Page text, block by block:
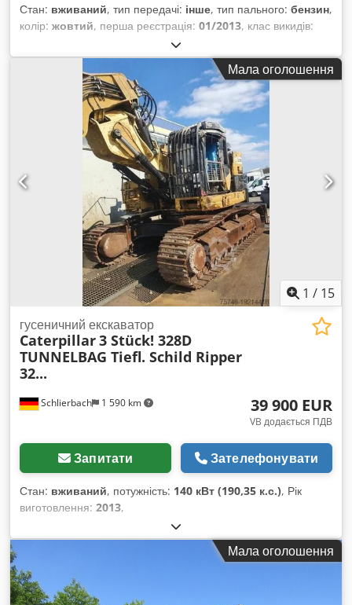
Стан: вживаний, тип передачі: інше, тип пального: бензин,
колір: жовтий, перша реєстрація: 01/2013, клас викидів:
, Рік виготовлення:
3 700 h, водійська кабіна:інше,
Мала оголошення
1 / 15
Schlierbach 1 590 km
гусеничний екскаватор
Caterpillar3 Stück! 328D
TUNNELBAG Tiefl. Schild Ripper
32...
39 900 EUR
VB додається ПДВ
Запитати Зателефонувати
Стан: вживаний, потужність: 140 кВт (190,35 к.с.), Рік
виготовлення: 2013,
Мала оголошення